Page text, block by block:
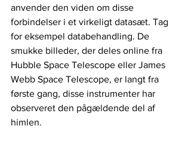
anvender den viden om disse
forbindelser i et virkeligt datasæt. Tag
for eksempel databehandling. De
smukke billeder, der deles online fra
Hubble Space Telescope eller James
Webb Space Telescope, er langt fra
første gang, disse instrumenter har
observeret den pågældende del af
himlen.